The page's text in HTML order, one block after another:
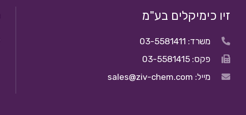
זיו כימיקלים בע"מ
משרד: 03-5581411
פקס: 03-5581415
מייל: sales@ziv-chem.com